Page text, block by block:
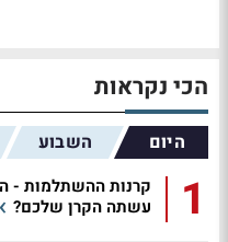
הכי נקראות
היום השבוע
1
קרנות ההשתלמות -
עשתה הקרן שלכם?